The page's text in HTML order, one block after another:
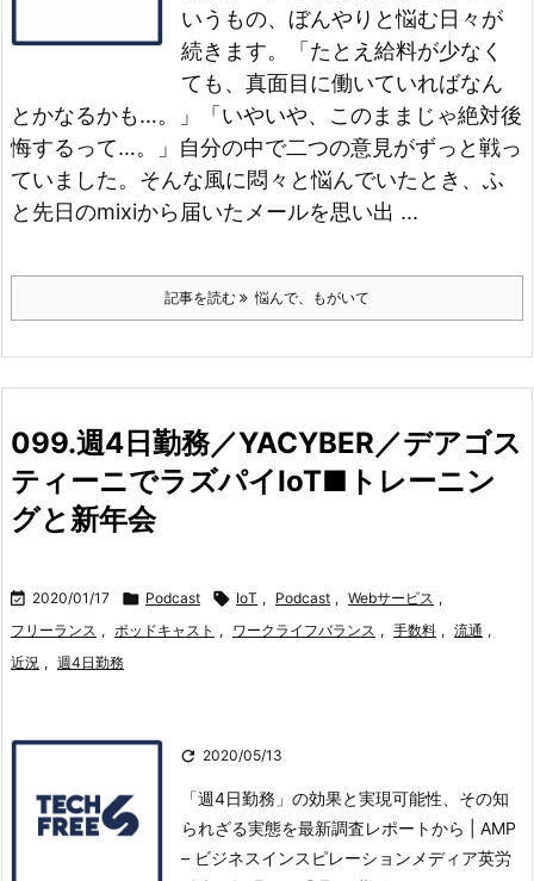
いうもの、ぼんやりと悩む日々が
続きます。
「たとえ給料が少なく
ても、真面目に働いていればなん
とかなるかも…。」
「いやいや、このままじゃ絶対後
悔するって…。」 自分の中で二つの意見がずっと戦っ
ていました。 そんな風に悶々と悩んでいたとき、ふ
と先日のmixiから届いたメールを思い出 ...
記事を読む 悩んで、もがいて
099.週4日勤務／YACYBER／デアゴス
ティーニでラズパイIoT■トレーニン
グと新年会
 2020/01/17  Podcast  IoT , Podcast , Webサービス ,
フリーランス , ポッドキャスト , ワークライフバランス , 手数料 , 流通 ,
近況 , 週4日勤務
 2020/05/13
「週4日勤務」の効果と実現可能性、その知
られざる実態を最新調査レポートから | AMP
– ビジネスインスピレーションメディア英労